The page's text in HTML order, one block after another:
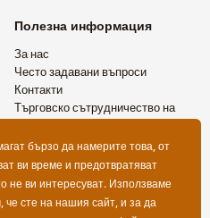
Полезна информация
За нас
Често задавани въпроси
Контакти
Търговско сътрудничество на
бързо да намерите това, от
ви време и предотвратяват
не ви интересуват. Използваме
че сте на нашия сайт, и за да